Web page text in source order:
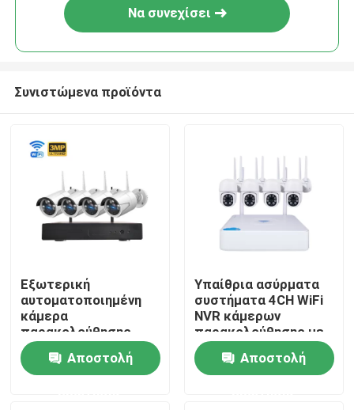
Σπίτι
Προϊόντα
Να συνεχίσει
Συνιστώμενα προϊόντα
Εξωτερική
αυτοματοποιημένη
κάμερα
παρακολούθησης
CCTV Kit 4CH nVR
3MP 5MP Ασφάλεια
Wifi παρακολούθηση
Αποστολή
Υπαίθρια ασύρματα
συστήματα 4CH WiFi
NVR κάμερων
παρακολούθησης με
τον ακουστικό cOem
Αποστολή